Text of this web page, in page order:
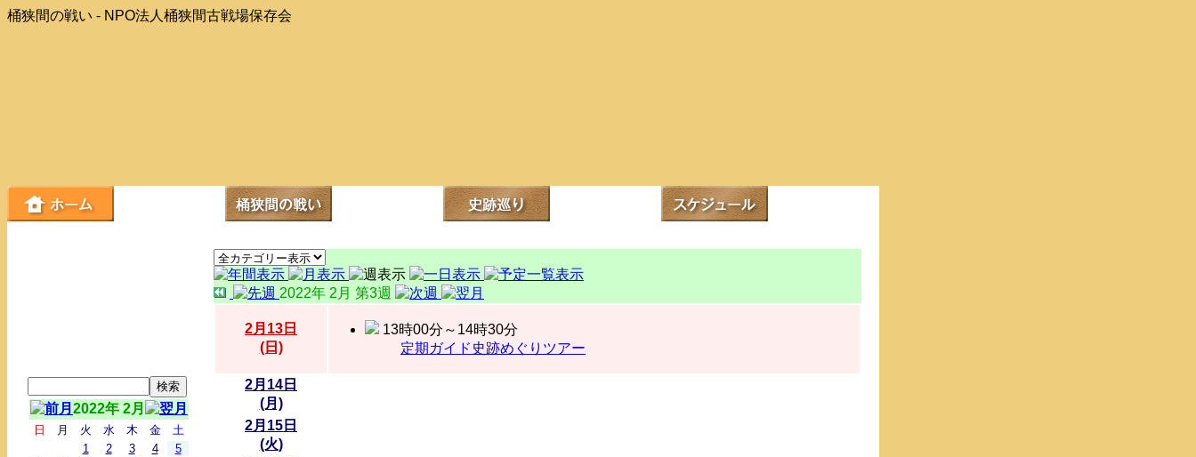
桶狭間の戦い - NPO法人桶狭間古戦場保存会
2022年 2月
日 月 火 水 木 金
土
1
2 3 4
5
2022年 2月 第3週
2月13日
(日)
13時00分～14時30分
定期ガイド史跡めぐりツアー
2月14日
(月)
2月15日
(火)